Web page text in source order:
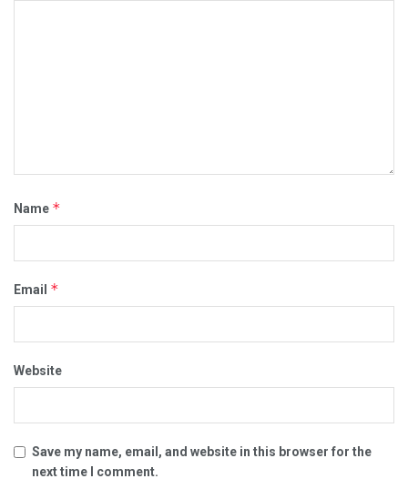
Name *
Email *
Website
Save my name, email, and website in this browser for the
next time I comment.